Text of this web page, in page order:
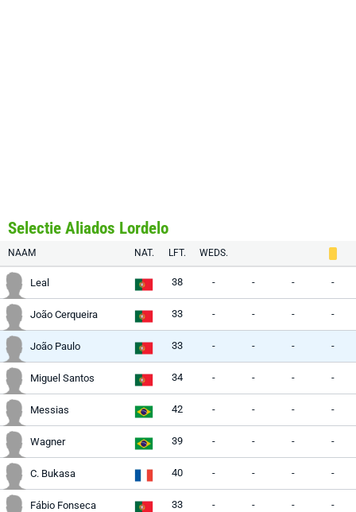
Selectie Aliados Lordelo
NAAM NAT. LFT. WEDS.
Leal 38 - - - -
João Cerqueira 33 - - - -
João Paulo 33 - - - -
Miguel Santos 34 - - - -
Messias 42 - - - -
Wagner 39 - - - -
C. Bukasa 40 - - - -
Fábio Fonseca 33 - - - -